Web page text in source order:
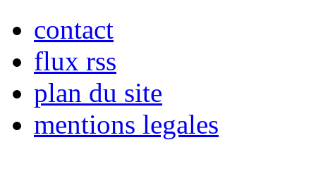
contact
flux rss
plan du site
mentions legales